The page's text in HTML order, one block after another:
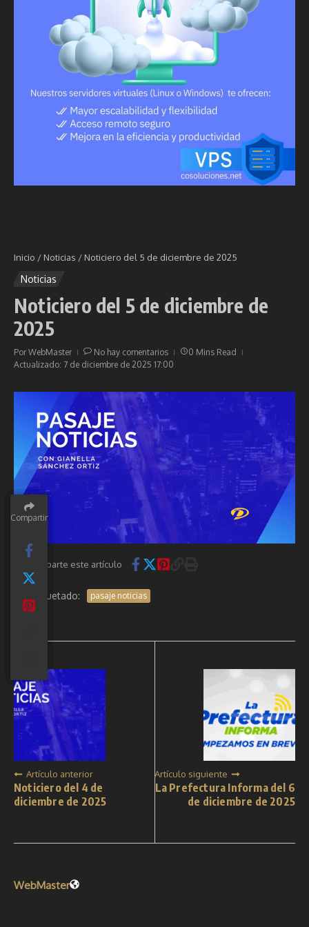
Compartir
Compartir
Inicio / Noticias / Noticiero del 5 de diciembre de 2025
Noticias
Noticiero del 5 de diciembre de
2025
PorWebMaster No hay comentarios
0 Mins Read
Actualizado: 7 de diciembre de 2025 17:00
Comparte este artículo
Etiquetado: pasaje noticias
Artículo anterior
Noticiero del 4 de
diciembre de 2025
Artículo siguiente
La Prefectura Informa del 6
de diciembre de 2025
WebMaster
Compartir
Compartir
Compartir